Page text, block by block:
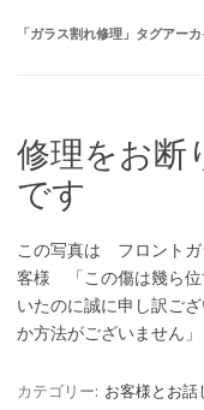
「ガラス割れ修理 」タグアー
修理をお断
です
この写真は フロントガ
客様 「この傷は幾ら位
いたのに誠に申し訳
か方法がございません
カテゴリー: お客様とお話